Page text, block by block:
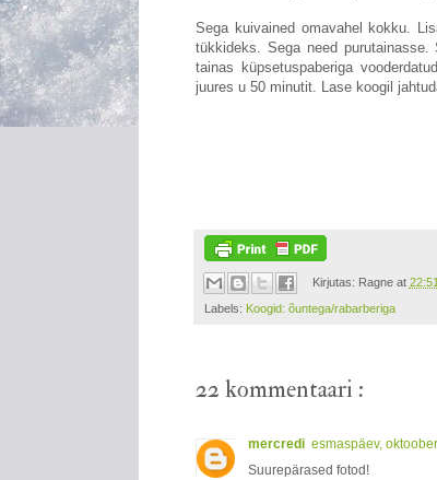
Sega kuivained omavahel kokku.
tükkideks. Sega need
tainas küpsetuspaberiga
juures u 50 minutit. Lase koogil
Kirjutas: Ragne at 22:51
Labels: Koogid: õuntega/rabarberiga
22 kommentaari :
mercredi esmaspäev,
Suurepärased fotod!